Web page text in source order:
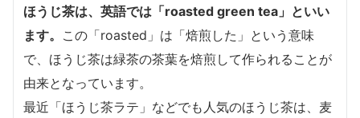
ほうじ茶は、英語では 「roasted green tea」 といい
ます。 この「roasted」は「焙煎した」という意味
で、ほうじ茶は緑茶の茶葉を焙煎して作られることが
由来となっています。
最近「ほうじ茶ラテ」などでも人気のほうじ茶は、麦